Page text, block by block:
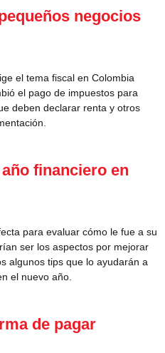
negocios
el tema fiscal en Colombia
el pago de impuestos para
deben declarar renta y otros
financiero en
para evaluar cómo le fue a su
ser los aspectos por mejorar
algunos tips que lo ayudarán a
el nuevo año.
de pagar